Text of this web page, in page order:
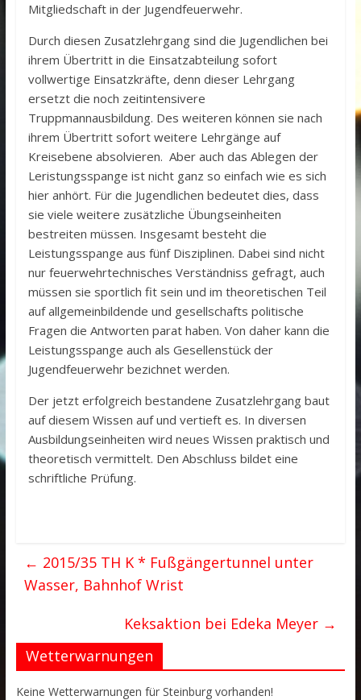
Mitgliedschaft in der Jugendfeuerwehr.
Durch diesen Zusatzlehrgang sind die Jugendlichen bei
ihrem Übertritt in die Einsatzabteilung sofort
vollwertige Einsatzkräfte, denn dieser Lehrgang
ersetzt die noch zeitintensivere
Truppmannausbildung. Des weiteren können sie nach
ihrem Übertritt sofort weitere Lehrgänge auf
Kreisebene absolvieren. Aber auch das Ablegen der
Leristungsspange ist nicht ganz so einfach wie es sich
hier anhört. Für die Jugendlichen bedeutet dies, dass
sie viele weitere zusätzliche Übungseinheiten
bestreiten müssen. Insgesamt besteht die
Leistungsspange aus fünf Disziplinen. Dabei sind nicht
nur feuerwehrtechnisches Verständniss gefragt, auch
müssen sie sportlich fit sein und im theoretischen Teil
auf allgemeinbildende und gesellschafts politische
Fragen die Antworten parat haben. Von daher kann die
Leistungsspange auch als Gesellenstück der
Jugendfeuerwehr bezichnet werden.
Der jetzt erfolgreich bestandene Zusatzlehrgang baut
auf diesem Wissen auf und vertieft es. In diversen
Ausbildungseinheiten wird neues Wissen praktisch und
theoretisch vermittelt. Den Abschluss bildet eine
schriftliche Prüfung.
← 2015/35 TH K * Fußgängertunnel unter
Wasser, Bahnhof Wrist
Keksaktion bei Edeka Meyer →
Wetterwarnungen
Keine Wetterwarnungen für Steinburg vorhanden!